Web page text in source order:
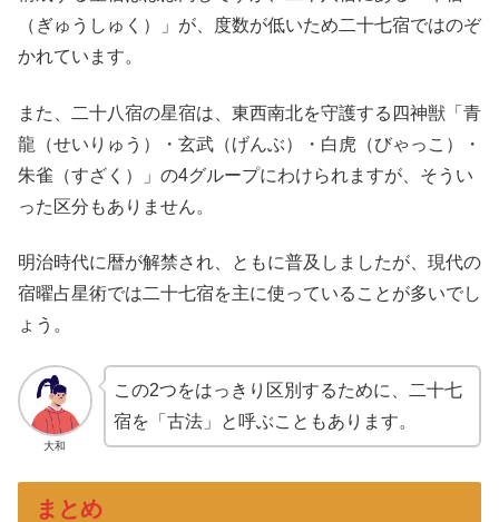
（ぎゅうしゅく）」が、度数が低いため二十七宿ではのぞ
かれています。
また、二十八宿の星宿は、東西南北を守護する四神獣「青
龍（せいりゅう）・玄武（げんぶ）・白虎（びゃっこ）・
朱雀（すざく）」の4グループにわけられますが、そうい
った区分もありません。
明治時代に暦が解禁され、ともに普及しましたが、現代の
宿曜占星術では二十七宿を主に使っていることが多いでし
ょう。
大和
この2つをはっきり区別するために、二十七
宿を「古法」と呼ぶこともあります。
まとめ